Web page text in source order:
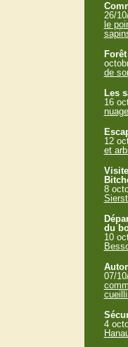
26/
le
de
Les
16
12
et
8
du
10
07/
4